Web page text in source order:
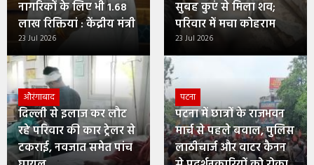
नागरिकों के लिए भी 1.68
लाख रिक्तियां : केंद्रीय मंत्री
23 Jul 2026
सुबह कुएं से मिला शव;
परिवार में मचा कोहराम
23 Jul 2026
औरंगाबाद
दिल्ली से इलाज कर लौट
रहे परिवार की कार ट्रेलर से
टकराई, नवजात समेत पांच
पटना
पटना में छात्रों के राजभवन
मार्च से पहले बवाल, पुलिस
लाठीचार्ज और वाटर कैनन